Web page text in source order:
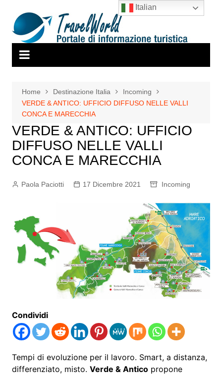
contenuto
Home Destinazione Italia
Incoming
VERDE & ANTICO: UFFICIO DIFFUSO NELLE VALLI
CONCA E MARECCHIA
VERDE & ANTICO: UFFICIO
DIFFUSO NELLE VALLI
CONCA E MARECCHIA
Paola Paciotti 17 Dicembre 2021 Incoming
Condividi
Tempi di evoluzione per il lavoro. Smart, a distanza,
differenziato, misto. Verde & Anticopropone
Italian